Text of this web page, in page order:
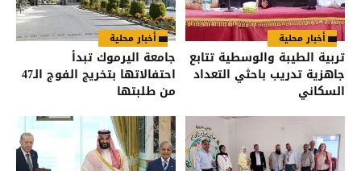
أخبار محلية
تربية الطيبة والوسطية تتابع
جاهزية تدريب باحثي التعداد
السكاني
أخبار محلية
جامعة اليرموك تبدأ
احتفالاتها بتخريج الفوج الـ47
من طلبتها